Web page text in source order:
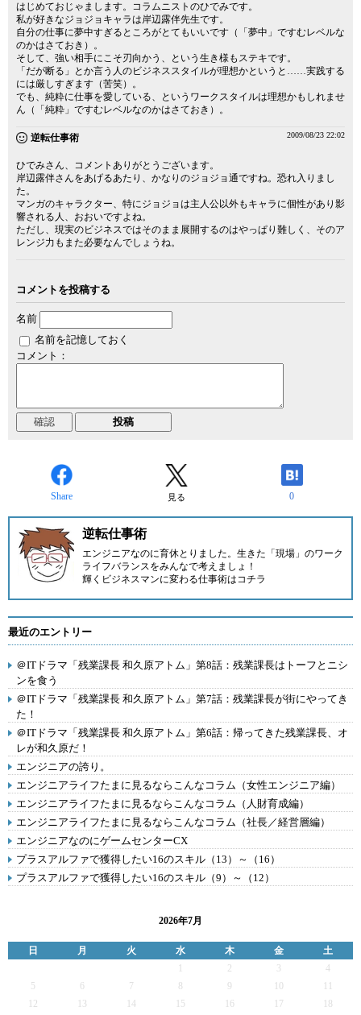
はじめておじゃまします。コラムニストのひでみです。
私が好きなジョジョキャラは岸辺露伴先生です。
自分の仕事に夢中すぎるところがとてもいいです（「夢中」ですむレベルな
のかはさておき）。
そして、強い相手にこそ刃向かう、という生き様もステキです。
「だが断る」とか言う人のビジネススタイルが理想かというと……実践する
には厳しすぎます（苦笑）。
でも、純粋に仕事を愛している、というワークスタイルは理想かもしれませ
ん（「純粋」ですむレベルなのかはさておき）。
逆転仕事術 2009/08/23 22:02
ひでみさん、コメントありがとうございます。
岸辺露伴さんをあげるあたり、かなりのジョジョ通ですね。恐れ入りまし
た。
マンガのキャラクター、特にジョジョは主人公以外もキャラに個性があり影
響される人、おおいですよね。
ただし、現実のビジネスではそのまま展開するのはやっぱり難しく、そのア
レンジ力もまた必要なんでしょうね。
コメントを投稿する
名前
名前を記憶しておく
コメント：
Share 見る 0
逆転仕事術
エンジニアなのに育休とりました。生きた「現場」のワーク
ライフバランスをみんなで考えましょ！
輝くビジネスマンに変わる仕事術はコチラ
最近のエントリー
＠ITドラマ「残業課長 和久原アトム」第8話：残業課長はトーフとニシ
ンを食う
＠ITドラマ「残業課長 和久原アトム」第7話：残業課長が街にやってき
た！
＠ITドラマ「残業課長 和久原アトム」第6話：帰ってきた残業課長、オ
レが和久原だ！
エンジニアの誇り。
エンジニアライフたまに見るならこんなコラム（女性エンジニア編）
エンジニアライフたまに見るならこんなコラム（人財育成編）
エンジニアライフたまに見るならこんなコラム（社長／経営層編）
エンジニアなのにゲームセンターCX
プラスアルファで獲得したい16のスキル（13）～（16）
プラスアルファで獲得したい16のスキル（9）～（12）
2026年7月
日 月 火 水 木 金
土
2 3
4
5
6 7 9
12
13 14 15 16 17